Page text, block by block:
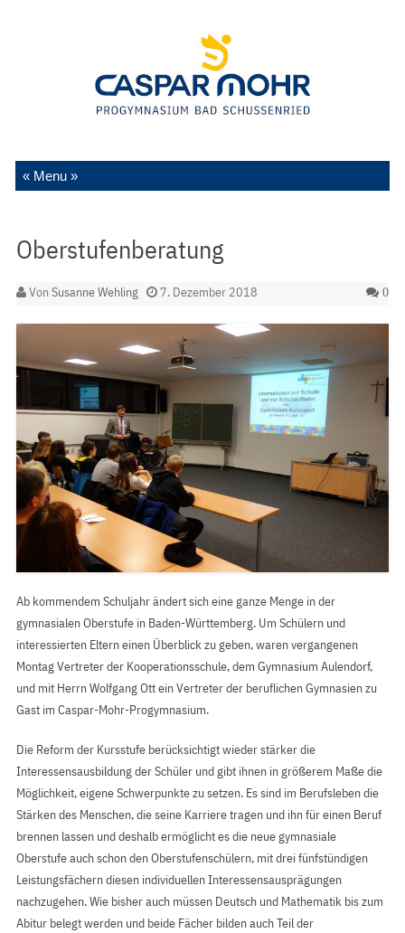
Zum Inhalt springen
Oberstufenberatung
VonSusanne Wehling 7. Dezember 2018 0
Ab kommendem Schuljahr ändert sich eine ganze Menge in der
gymnasialen Oberstufe in Baden-Württemberg. Um Schülern und
interessierten Eltern einen Überblick zu geben, waren vergangenen
Montag Vertreter der Kooperationsschule, dem Gymnasium Aulendorf,
und mit Herrn Wolfgang Ott ein Vertreter der beruflichen Gymnasien zu
Gast im Caspar-Mohr-Progymnasium.
Die Reform der Kursstufe berücksichtigt wieder stärker die
Interessensausbildung der Schüler und gibt ihnen in größerem Maße die
Möglichkeit, eigene Schwerpunkte zu setzen. Es sind im Berufsleben die
Stärken des Menschen, die seine Karriere tragen und ihn für einen Beruf
brennen lassen und deshalb ermöglicht es die neue gymnasiale
Oberstufe auch schon den Oberstufenschülern, mit drei fünfstündigen
Leistungsfächern diesen individuellen Interessensausprägungen
nachzugehen. Wie bisher auch müssen Deutsch und Mathematik bis zum
Abitur belegt werden und beide Fächer bilden auch Teil der